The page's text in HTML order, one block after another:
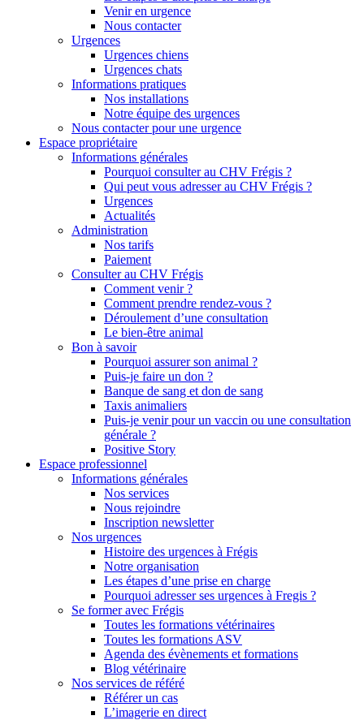
Venir en urgence
Nous contacter
Urgences
Urgences chiens
Urgences chats
Informations pratiques
Nos installations
Notre équipe des urgences
Nous contacter pour une urgence
Espace propriétaire
Informations générales
Pourquoi consulter au CHV Frégis ?
Qui peut vous adresser au CHV Frégis ?
Urgences
Actualités
Administration
Nos tarifs
Paiement
Consulter au CHV Frégis
Comment venir ?
Comment prendre rendez-vous ?
Déroulement d’une consultation
Le bien-être animal
Bon à savoir
Pourquoi assurer son animal ?
Puis-je faire un don ?
Banque de sang et don de sang
Taxis animaliers
Puis-je venir pour un vaccin ou une consultation
générale ?
Positive Story
Espace professionnel
Informations générales
Nos services
Nous rejoindre
Inscription newsletter
Nos urgences
Histoire des urgences à Frégis
Notre organisation
Les étapes d’une prise en charge
Pourquoi adresser ses urgences à Fregis ?
Se former avec Frégis
Toutes les formations vétérinaires
Toutes les formations ASV
Agenda des évènements et formations
Blog vétérinaire
Nos services de référé
Référer un cas
L’imagerie en direct